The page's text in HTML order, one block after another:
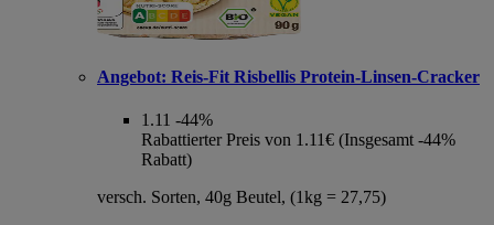
Angebot: Reis-Fit Risbellis Protein-Linsen-Cracker
1.11 -44%
Rabattierter Preis von 1.11€ (Insgesamt -44%
Rabatt)
versch. Sorten, 40g Beutel, (1kg = 27,75)